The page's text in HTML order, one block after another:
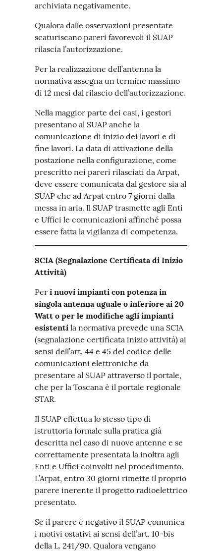
archiviata negativamente.
Qualora dalle osservazioni presentate
scaturiscano pareri favorevoli il SUAP
rilascia l’autorizzazione.
Per la realizzazione dell’antenna la
normativa assegna un termine massimo
di 12 mesi dal rilascio dell’autorizzazione.
Nella maggior parte dei casi, i gestori
presentano al SUAP anche la
comunicazione di inizio dei lavori e di
fine lavori. La data di attivazione della
postazione nella configurazione, come
prescritto nei pareri rilasciati da Arpat,
deve essere comunicata dal gestore sia al
SUAP che ad Arpat entro 7 giorni dalla
messa in aria. Il SUAP trasmette agli Enti
e Uffici le comunicazioni affinché possa
essere fatta la vigilanza di competenza.
SCIA (Segnalazione Certificata di Inizio
Attività)
Per i nuovi impianti con potenza in
singola antenna uguale o inferiore ai 20
Watt o per le modifiche agli impianti
esistenti la normativa prevede una SCIA
(segnalazione certificata inizio attività) ai
sensi dell’art. 44 e 45 del codice delle
comunicazioni elettroniche da
presentare al SUAP attraverso il portale,
che per la Toscana è il portale regionale
STAR.
Il SUAP effettua lo stesso tipo di
istruttoria formale sulla pratica già
descritta nel caso di nuove antenne e se
correttamente presentata la inoltra agli
Enti e Uffici coinvolti nel procedimento.
L’Arpat, entro 30 giorni rimette il proprio
parere inerente il progetto radioelettrico
presentato.
Se il parere è negativo il SUAP comunica
i motivi ostativi ai sensi dell’art. 10-bis
della L. 241/90. Qualora vengano